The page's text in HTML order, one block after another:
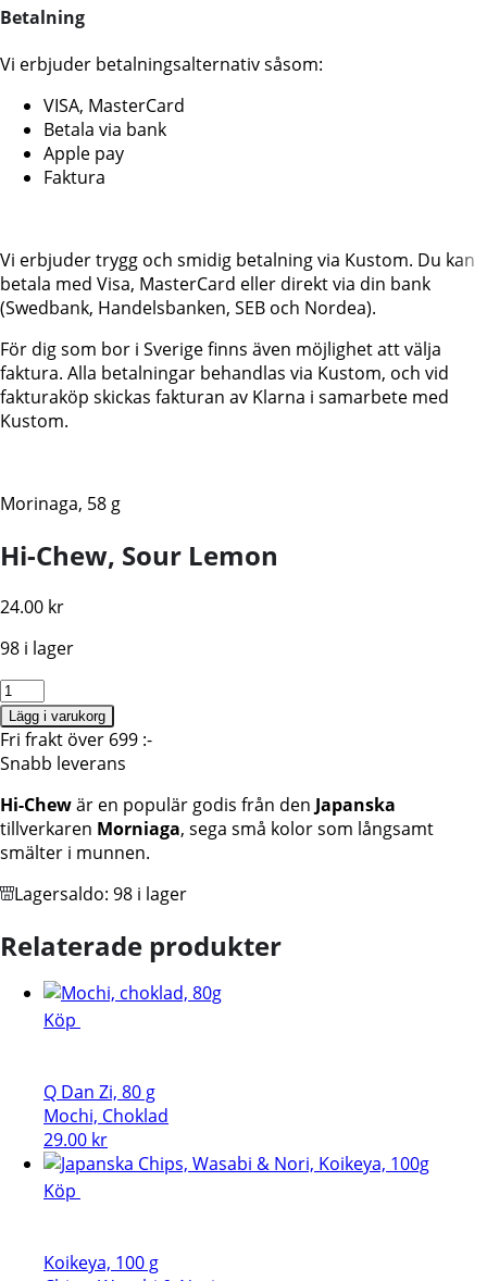
Betalning
Vi erbjuder betalningsalternativ såsom:
VISA, MasterCard
Betala via bank
Apple pay
Faktura
Vi erbjuder trygg och smidig betalning via Kustom. Du kan
betala med Visa, MasterCard eller direkt via din bank
(Swedbank, Handelsbanken, SEB och Nordea).
För dig som bor i Sverige finns även möjlighet att välja
faktura. Alla betalningar behandlas via Kustom, och vid
fakturaköp skickas fakturan av Klarna i samarbete med
Kustom.
Morinaga, 58 g
Hi-Chew, Sour Lemon
24.00 kr
98 i lager
Hi-
Chew,
Sour
Lemon,
Godis,
Morinaga,
55,2g
Lägg i varukorg
Fri frakt över 699 :-
Snabb leverans
Hi-Chewär en populär godis från den Japanska
tillverkaren Morniaga, sega små kolor som långsamt
smälter i munnen.
Lagersaldo: 98 i lager
Relaterade produkter
Köp
Q Dan Zi, 80 g
Mochi, Choklad
29.00 kr
Köp
Koikeya, 100 g